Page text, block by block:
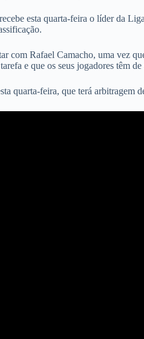
esta quarta-feira o líder da
com Rafael Camacho, uma vez
e que os seus jogadores têm
quarta-feira, que terá arbitragem